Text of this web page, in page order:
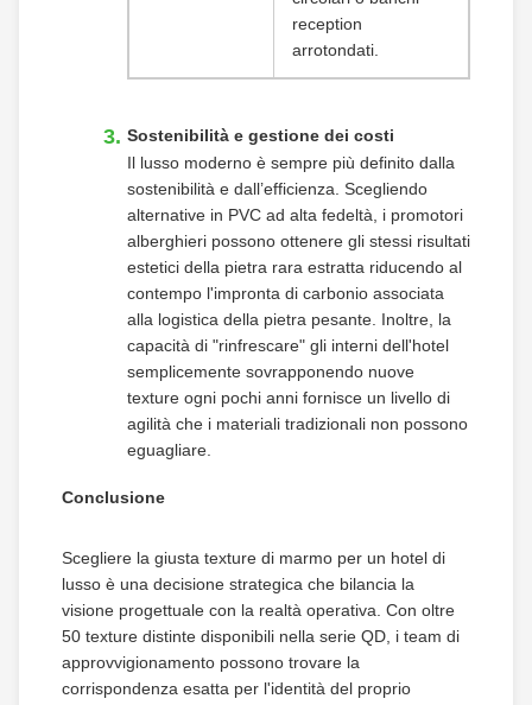
reception
arrotondati.
Sostenibilità e gestione dei costi
Il lusso moderno è sempre più definito dalla
sostenibilità e dall’efficienza. Scegliendo
alternative in PVC ad alta fedeltà, i promotori
alberghieri possono ottenere gli stessi risultati
estetici della pietra rara estratta riducendo al
contempo l'impronta di carbonio associata
alla logistica della pietra pesante. Inoltre, la
capacità di "rinfrescare" gli interni dell'hotel
semplicemente sovrapponendo nuove
texture ogni pochi anni fornisce un livello di
agilità che i materiali tradizionali non possono
eguagliare.
Conclusione
Scegliere la giusta texture di marmo per un hotel di
lusso è una decisione strategica che bilancia la
visione progettuale con la realtà operativa. Con oltre
50 texture distinte disponibili nella serie QD, i team di
approvvigionamento possono trovare la
corrispondenza esatta per l'identità del proprio